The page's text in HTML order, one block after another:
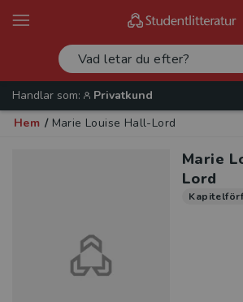
Handlar som:
Privatkund
Hem / Marie Louise Hall-Lord
Marie
Lord